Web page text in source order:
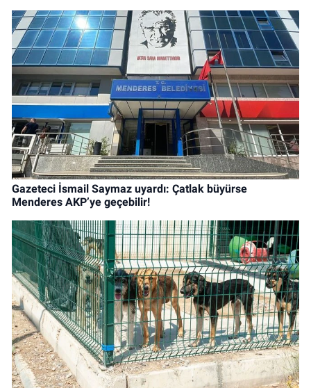
Gazeteci İsmail Saymaz uyardı: Çatlak büyürse
Menderes AKP’ye geçebilir!